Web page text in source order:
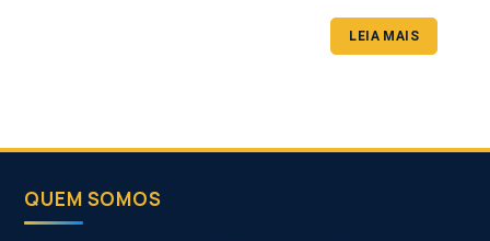
LEIA MAIS
QUEM SOMOS